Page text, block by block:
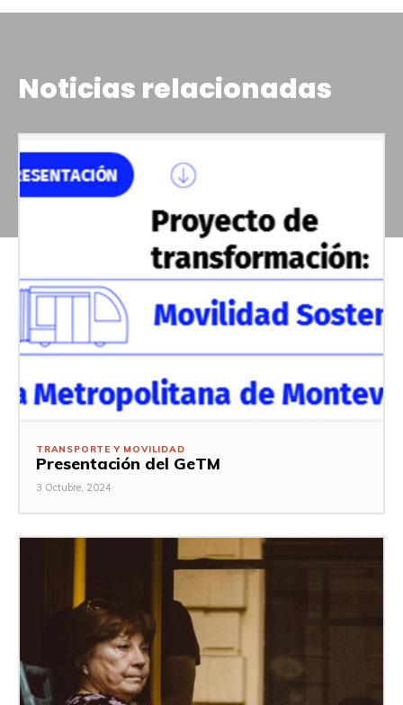
Noticias relacionadas
TRANSPORTE Y MOVILIDAD
Presentación del GeTM
3 Octubre, 2024